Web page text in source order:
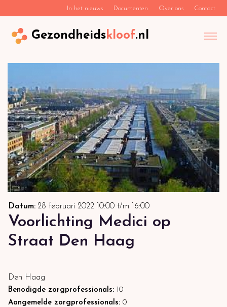
In het nieuws Documenten Over ons Contact
Gezondheidskloof.nl
Datum: 28 februari 2022 10:00 t/m 16:00
Voorlichting Medici op
Straat Den Haag
Den Haag
Benodigde zorgprofessionals:
10
Aangemelde zorgprofessionals: 0